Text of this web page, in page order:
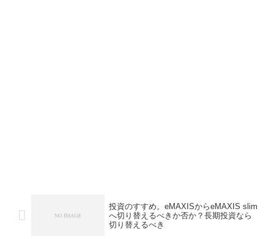
投資のすすめ。eMAXISからeMAXIS slim
へ切り替えるべきか否か？長期投資なら
切り替えるべき